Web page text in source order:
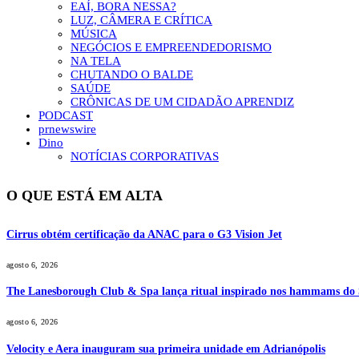
EAÍ, BORA NESSA?
LUZ, CÂMERA E CRÍTICA
MÚSICA
NEGÓCIOS E EMPREENDEDORISMO
NA TELA
CHUTANDO O BALDE
SAÚDE
CRÔNICAS DE UM CIDADÃO APRENDIZ
PODCAST
prnewswire
Dino
NOTÍCIAS CORPORATIVAS
O QUE ESTÁ EM ALTA
Cirrus obtém certificação da ANAC para o G3 Vision Jet
agosto 6, 2026
The Lanesborough Club & Spa lança ritual inspirado nos hammams do
agosto 6, 2026
Velocity e Aera inauguram sua primeira unidade em Adrianópolis